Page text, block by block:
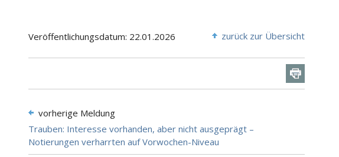
Veröffentlichungsdatum: 22.01.2026 zurück zur Übersicht
vorherige Meldung
Trauben: Interesse vorhanden, aber nicht ausgeprägt –
Notierungen verharrten auf Vorwochen-Niveau